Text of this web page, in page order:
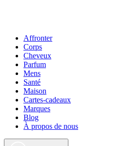
Affronter
Corps
Cheveux
Parfum
Mens
Santé
Maison
Cartes-cadeaux
Marques
Blog
À propos de nous